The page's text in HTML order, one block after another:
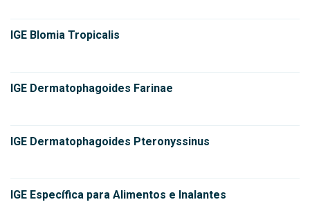
IGE Blomia Tropicalis
IGE Dermatophagoides Farinae
IGE Dermatophagoides Pteronyssinus
IGE Específica para Alimentos e Inalantes